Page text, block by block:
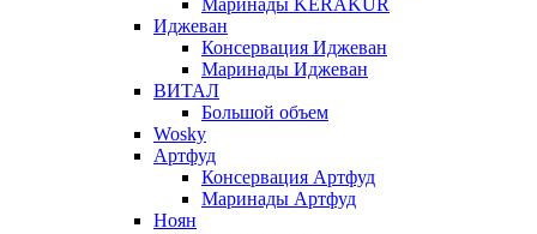
Маринады KERAKUR
Иджеван
Консервация Иджеван
Маринады Иджеван
ВИТАЛ
Большой объем
Wosky
Артфуд
Консервация Артфуд
Маринады Артфуд
Ноян